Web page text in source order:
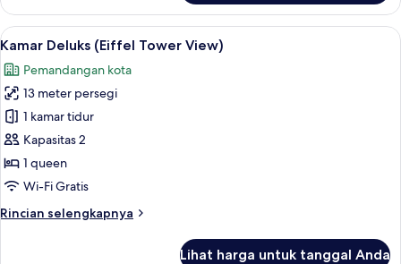
Kamar
Superior
Lihat
semua
foto
untuk
Kamar
Deluks
(Eiffel
Tower
Minibar, brankas, meja kerja, dan
4
Kamar Deluks (Eiffel Tower View)
Pemandangan kota
13 meter persegi
1 kamar tidur
Kapasitas 2
1 queen
Wi-Fi Gratis
Rincian selengkapnya
Rincian
Lihat harga untuk tanggal Anda